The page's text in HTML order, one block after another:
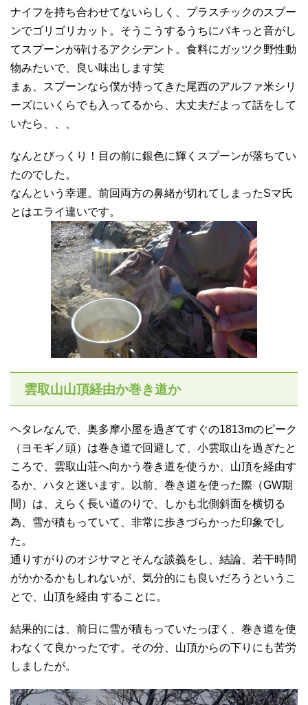
ナイフを持ち合わせてないらしく、プラスチックのスプー
ンでゴリゴリカット。そうこうするうちにバキっと音がし
てスプーンが砕けるアクシデント。食料にガッツク野性動
物みたいで、良い味出します笑
まぁ、スプーンなら僕が持ってきた尾西のアルファ米シリ
ーズにいくらでも入ってるから、大丈夫だよって話をして
いたら、、、
なんとびっくり！目の前に銀色に輝くスプーンが落ちてい
たのでした。
なんという幸運。前回両方の鼻緒が切れてしまったSマ氏
とはエライ違いです。
雲取山山頂経由か巻き道か
ヘタレなんで、奥多摩小屋を過ぎてすぐの1813mのピーク
（ヨモギノ頭）は巻き道で回避して、小雲取山を過ぎたと
ころで、雲取山荘へ向かう巻き道を使うか、山頂を経由す
るか、ハタと迷います。以前、巻き道を使った際（GW期
間）は、えらく長い道のりで、しかも北側斜面を横切る
為、雪が積もっていて、非常に歩きづらかった印象でし
た。
通りすがりのオジサマとそんな談義をし、結論、若干時間
がかかるかもしれないが、気分的にも良いだろうというこ
とで、山頂を経由 することに。
結果的には、前日に雪が積もっていたっぽく、巻き道を使
わなくて良かったです。その分、山頂からの下りにも苦労
しましたが。